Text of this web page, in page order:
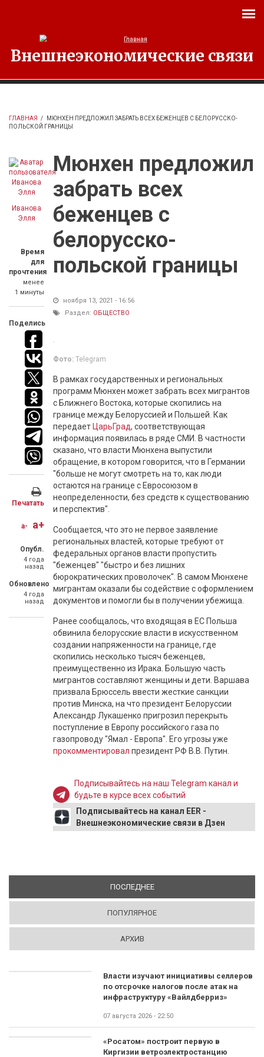
Внешнеэкономические связи
ГЛАВНАЯ /
МЮНХЕН ПРЕДЛОЖИЛ ЗАБРАТЬ ВСЕХ БЕЖЕНЦЕВ С БЕЛОРУССКО-
ПОЛЬСКОЙ ГРАНИЦЫ
Иванова
Элля
Время
для
прочтения
менее
1 минуты
Поделись
Печатать
a- a+
Опубл.
4 года
назад
Обновлено
4 года
назад
Мюнхен предложил
забрать всех
беженцев с
белорусско-
польской границы
ноября 13, 2021 - 16:56
Раздел: ОБЩЕСТВО
Фото: Telegram
В рамках государственных и региональных
программ Мюнхен может забрать всех мигрантов
с Ближнего Востока, которые скопились на
границе между Белоруссией и Польшей. Как
передает ЦарьГрад, соответствующая
информация появилась в ряде СМИ. В частности
сказано, что власти Мюнхена выпустили
обращение, в котором говорится, что в Германии
"больше не могут смотреть на то, как люди
остаются на границе с Евросоюзом в
неопределенности, без средств к существованию
и перспектив".
Сообщается, что это не первое заявление
региональных властей, которые требуют от
федеральных органов власти пропустить
"беженцев" "быстро и без лишних
бюрократических проволочек". В самом Мюнхене
мигрантам оказали бы содействие с оформлением
документов и помогли бы в получении убежища.
Ранее сообщалось, что входящая в ЕС Польша
обвинила белорусские власти в искусственном
создании напряженности на границе, где
скопились несколько тысяч беженцев,
преимущественно из Ирака. Большую часть
мигрантов составляют женщины и дети. Варшава
призвала Брюссель ввести жесткие санкции
против Минска, на что президент Белоруссии
Александр Лукашенко пригрозил перекрыть
поступление в Европу российского газа по
газопроводу "Ямал - Европа". Его угрозы уже
прокомментировал президент РФ В.В. Путин.
Подписывайтесь на наш Telegram канал и
будьте в курсе всех событий
Подписывайтесь на канал EER -
Внешнеэкономические связи в Дзен
ПОСЛЕДНЕЕ(АКТИВНАЯ ВКЛАДКА)
ПОПУЛЯРНОЕ
АРХИВ
Власти изучают инициативы селлеров
по отсрочке налогов после атак на
инфраструктуру «Вайлдберриз»
07 августа 2026 - 22:50
«Росатом» построит первую в
Киргизии ветроэлектростанцию